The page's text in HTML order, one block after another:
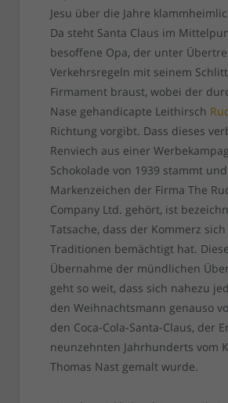
Jesu über die Jahre
Da steht Santa Claus im
besoffene Opa, der unter
Verkehrsregeln mit seinem
Firmament braust, wobei der
Nase gehandicapte Leithirsch
Richtung vorgibt. Dass dieses
Renviech aus einer
Schokolade von 1939 stammt
Markenzeichen der Firma The
Company Ltd. gehört, ist
Tatsache, dass der Kommerz
Traditionen bemächtigt hat.
Übernahme der mündlichen
geht so weit, dass sich nahezu
den Weihnachtsmann genauso
den Coca-Cola-Santa-Claus, der
neunzehnten Jahrhunderts vom
Thomas Nast gemalt wurde.